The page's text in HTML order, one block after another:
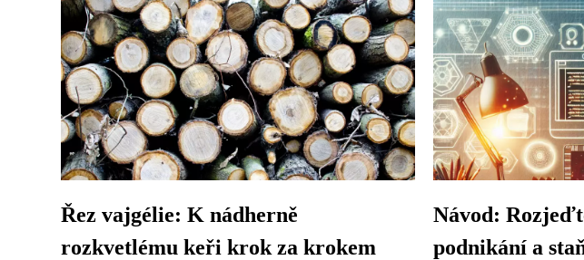
Řez vajgélie: K nádherně
rozkvetlému keři krok za krokem
Návod:
podnikání a